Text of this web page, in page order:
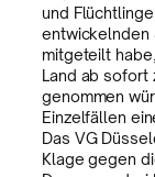
und
entwickelnden
mitgeteilt
Land ab sofort
genommen
Einzelfällen
Das VG
Klage gegen